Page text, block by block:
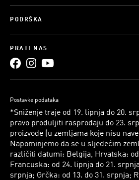
PODRŠKA
PRATI NAS
Postavke podataka
*Sniženje traje od 19. lipnja do 20.
pravo produljiti rasprodaju do 23.
proizvode (u zemljama koje nisu
Napominjemo da se u sljedećim
različiti datumi: Belgija, Hrvatska:
Francuska: od 24. lipnja do 21.
srpnja; Grčka: od 13. do 31. srpnja;